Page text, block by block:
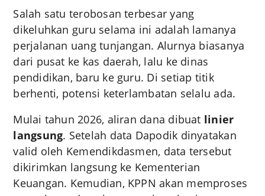
Salah satu terobosan terbesar yang
dikeluhkan guru selama ini adalah lamanya
perjalanan uang tunjangan. Alurnya biasanya
dari pusat ke kas daerah, lalu ke dinas
pendidikan, baru ke guru. Di setiap titik
berhenti, potensi keterlambatan selalu ada.
Mulai tahun 2026, aliran dana dibuat linier
langsung. Setelah data Dapodik dinyatakan
valid oleh Kemendikdasmen, data tersebut
dikirimkan langsung ke Kementerian
Keuangan. Kemudian, KPPN akan memproses